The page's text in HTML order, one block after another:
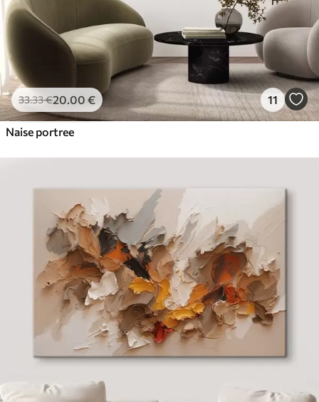
33.33€20.00 € 11
Naise portree